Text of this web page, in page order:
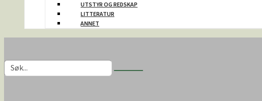
UTSTYR OG REDSKAP
LITTERATUR
ANNET